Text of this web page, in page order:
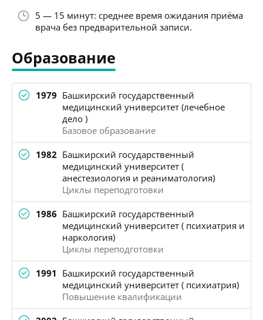
5 — 15 минут: среднее время ожидания приёма
врача без предварительной записи.
Образование
1979 Башкирский государственный
медицинский университет (лечебное
дело )
Базовое образование
1982 Башкирский государственный
медицинский университет (
анестезиология и реаниматология)
Циклы переподготовки
1986 Башкирский государственный
медицинский университет ( психиатрия и
наркология)
Циклы переподготовки
1991 Башкирский государственный
медицинский университет ( психиатрия)
Повышение квалификации